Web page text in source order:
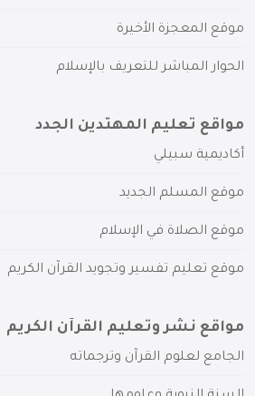
موقع المعجزة الأخيرة
الحوار المباشر للتعريف بالإسلام
مواقع تعليم المهتدين الجدد
أكاديمية سبيلي
موقع المسلم الجديد
موقع الصلاة في الإسلام
موقع تعليم تفسير وتجويد القرآن الكريم
مواقع نشر وتعليم القرآن الكريم
الجامع لعلوم القرآن وترجماته